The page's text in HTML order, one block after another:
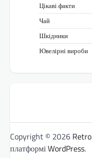
Цікаві факти
Чай
Шкідники
Ювелірні вироби
Copyright © 2026 Retro
платформіWordPress.